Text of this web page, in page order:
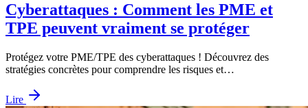
Cyberattaques : Comment les PME et
TPE peuvent vraiment se protéger
Protégez votre PME/TPE des cyberattaques ! Découvrez des
stratégies concrètes pour comprendre les risques et…
Lire